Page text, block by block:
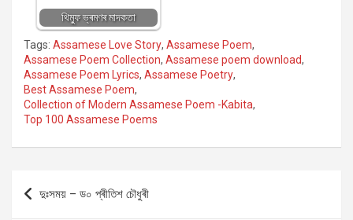
থিম্ফু ভ্ৰমণৰ মাদকতা
Tags: Assamese Love Story, Assamese Poem,
Assamese Poem Collection, Assamese poem download,
Assamese Poem Lyrics, Assamese Poetry,
Best Assamese Poem,
Collection of Modern Assamese Poem -Kabita,
Top 100 Assamese Poems
Post
navigation
দুঃসময় – ড০ প্ৰীতিশ চৌধুৰী